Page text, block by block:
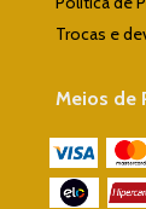
Trocas e
Meios de